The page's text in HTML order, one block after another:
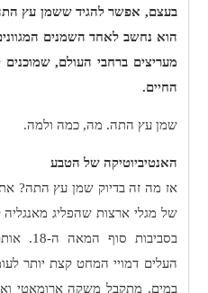
בעצם, אפשר להגיד ששמן עץ התה
הוא נחשב לאחד השמנים
מעריצים ברחבי העולם,
החיים.
שמן עץ התה. מה, כמה ולמה.
האנטיביוטיקה של הטבע
אז מה זה בדיוק שמן עץ התה?
של מגלי ארצות שהפליג
העלים דמויי המחט קצת יותר
במים, מתקבל משקה ארומאטי